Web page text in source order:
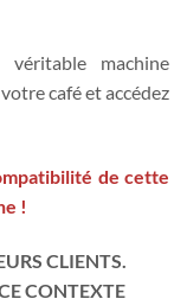
véritable machine
café et accédez
de cette
!
CLIENTS.
CONTEXTE